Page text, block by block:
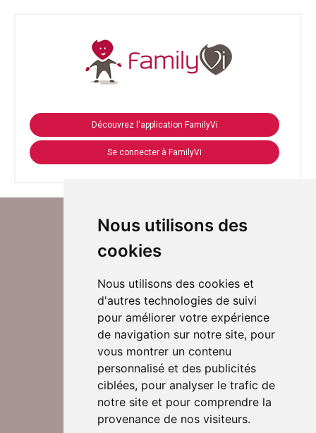
Nous utilisons des
cookies
Nous utilisons des cookies et
d'autres technologies de suivi
pour améliorer votre expérience
de navigation sur notre site, pour
vous montrer un contenu
personnalisé et des publicités
ciblées, pour analyser le trafic de
notre site et pour comprendre la
provenance de nos visiteurs.
Découvrez l'application FamilyVi
Se connecter à FamilyVi
Suivez-nous sur Twitter
Rejoignez nos équipes
Nous contacter